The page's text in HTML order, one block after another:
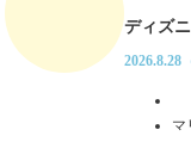
ディズ
2026.8.28
マ